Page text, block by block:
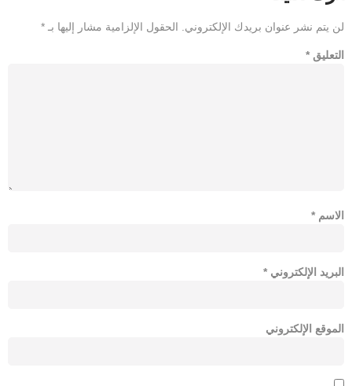
لن يتم نشر عنوان بريدك الإلكتروني. الحقول الإلزامية مشار إليها بـ *
التعليق *
الاسم *
البريد الإلكتروني *
الموقع الإلكتروني